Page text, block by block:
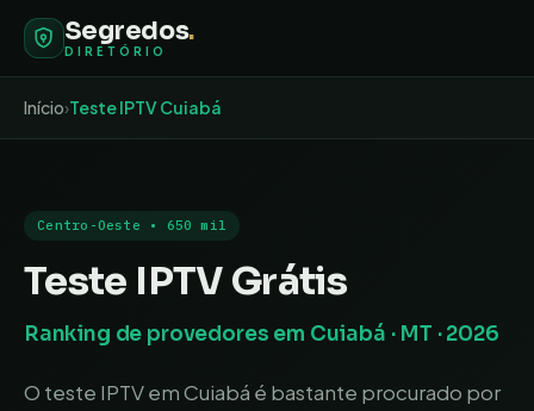
Segredos.
DIRETÓRIO
Início›Teste IPTVCuiabá
Centro-Oeste • 650 mil
Teste IPTV Grátis
Ranking de provedores em Cuiabá · MT · 2026
O teste IPTV em Cuiabá é bastante procurado por